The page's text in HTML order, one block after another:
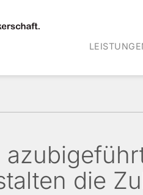
die